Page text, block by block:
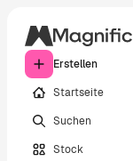
Erstellen
Startseite
Suchen
Stock